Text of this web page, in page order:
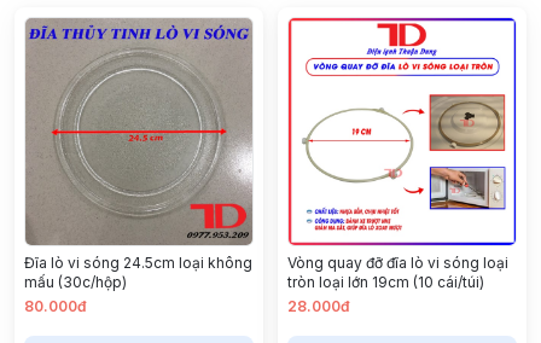
Đĩa lò vi sóng 24.5cm loại không
mấu (30c/hộp)
80.000đ
Vòng quay đỡ đĩa lò vi sóng loại
tròn loại lớn 19cm (10 cái/túi)
28.000đ